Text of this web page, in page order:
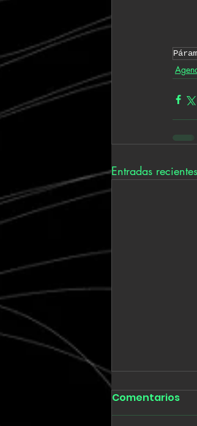
Entradas recientes
Comentarios